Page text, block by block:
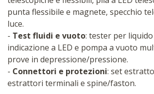
punta flessibile e magnete, specchio
luce.
- Test fluidi e vuoto: tester per
indicazione a LED e pompa a vuoto
prove in depressione/pressione.
- Connettori e protezioni: set
estrattori terminali e spine/faston.